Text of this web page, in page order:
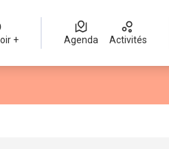
+ Agenda Activités